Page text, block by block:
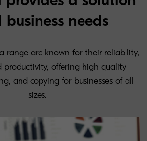
needs
range are known for their reliability,
productivity, offering high quality
and copying for businesses of all
sizes.